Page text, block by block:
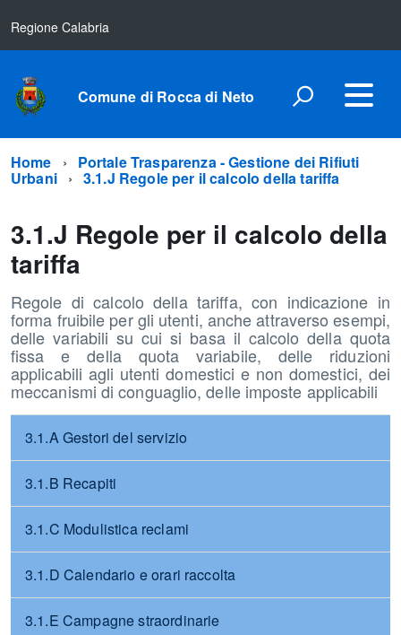
Regione Calabria
Comune di Rocca di Neto
Home Portale Trasparenza - Gestione dei Rifiuti
Urbani 3.1.J Regole per il calcolo della tariffa
3.1.J Regole per il calcolo della
tariffa
Regole di calcolo della tariffa, con indicazione in
forma fruibile per gli utenti, anche attraverso esempi,
delle variabili su cui si basa il calcolo della quota
fissa e della quota variabile, delle riduzioni
applicabili agli utenti domestici e non domestici, dei
meccanismi di conguaglio, delle imposte applicabili
3.1.A Gestori del servizio
3.1.B Recapiti
3.1.C Modulistica reclami
3.1.D Calendario e orari raccolta
3.1.E Campagne straordinarie